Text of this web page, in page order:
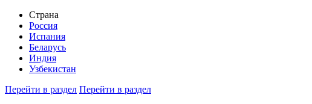
Страна
Россия
Испания
Беларусь
Индия
Узбекистан
Перейти в раздел Перейти в раздел